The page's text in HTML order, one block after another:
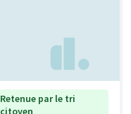
Retenue par le tri
citoyen